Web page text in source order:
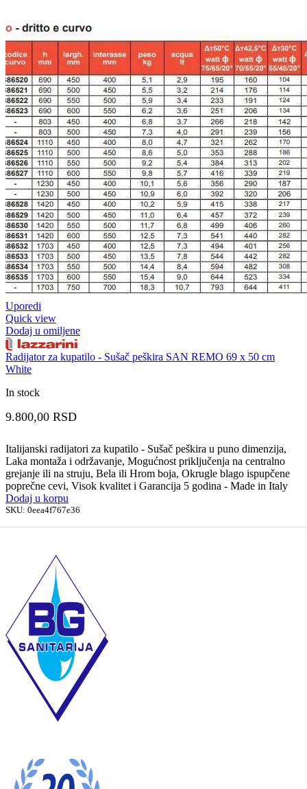
Uporedi
Quick view
Dodaj u omiljene
Radijator za kupatilo - Sušač peškira SAN REMO 69 x 50 cm
White
In stock
9.800,00 RSD
Italijanski radijatori za kupatilo - Sušač peškira u puno dimenzija,
Laka montaža i održavanje, Mogućnost priključenja na centralno
grejanje ili na struju, Bela ili Hrom boja, Okrugle blago ispupčene
poprečne cevi, Visok kvalitet i Garancija 5 godina - Made in Italy
Dodaj u korpu
SKU: 0eea4f767e36